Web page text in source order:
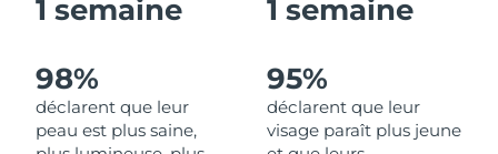
1 semaine
1 semaine
98%
déclarent que leur
peau est plus saine,
95%
déclarent que leur
visage paraît plus jeune
Roumanie Livraison estimée11/08/2026
Russie Livraison estimée
Arabie saoudite Livraison estimée 12/08/2026